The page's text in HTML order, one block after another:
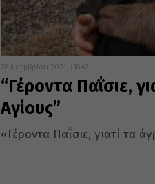
28 Νοεμβρίου 2021 18:42
“Γέροντα Παΐσιε,
Αγίους”
«Γέροντα Παΐσιε, γιατί τα